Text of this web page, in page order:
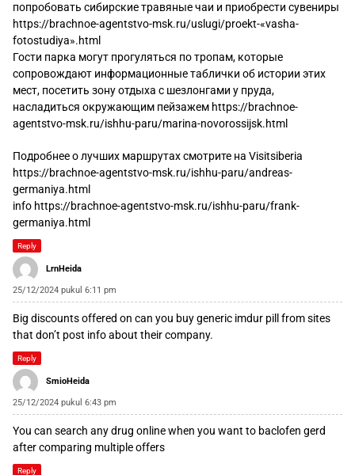
попробовать сибирские травяные чаи и приобрести сувениры
https://brachnoe-agentstvo-msk.ru/uslugi/proekt-«vasha-
fotostudiya».html
Гости парка могут прогуляться по тропам, которые
сопровождают информационные таблички об истории этих
мест, посетить зону отдыха с шезлонгами у пруда,
насладиться окружающим пейзажем https://brachnoe-
agentstvo-msk.ru/ishhu-paru/marina-novorossijsk.html
Подробнее о лучших маршрутах смотрите на Visitsiberia
https://brachnoe-agentstvo-msk.ru/ishhu-paru/andreas-
germaniya.html
info https://brachnoe-agentstvo-msk.ru/ishhu-paru/frank-
germaniya.html
Reply
LrnHeida
25/12/2024 pukul 6:11 pm
Big discounts offered on can you buy generic imdur pill from sites
that don’t post info about their company.
Reply
SmioHeida
25/12/2024 pukul 6:43 pm
You can search any drug online when you want to baclofen gerd
after comparing multiple offers
Reply